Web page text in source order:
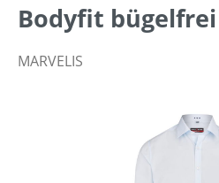
Bodyfit
MARVELIS
Bildergalerie überspringen